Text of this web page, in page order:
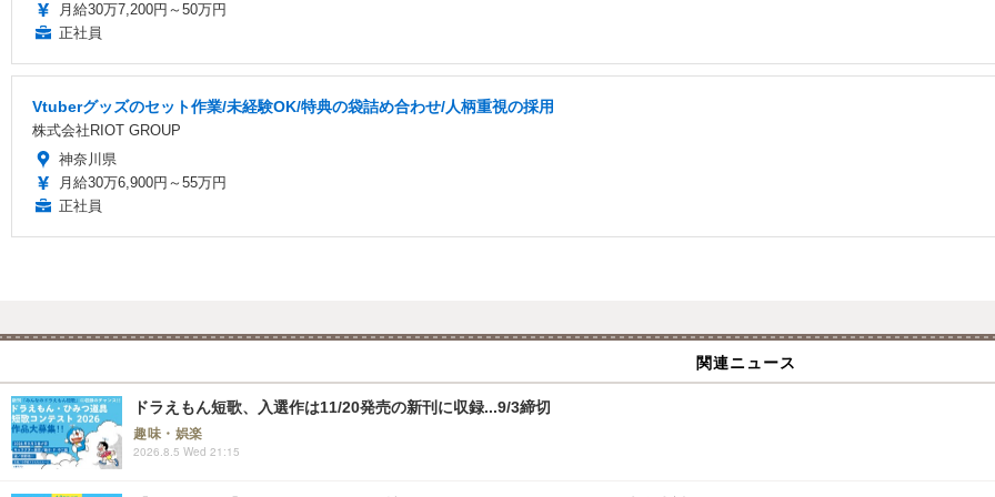
月給30万7,200円～50万円
正社員
Vtuberグッズのセット作業/未経験OK/特典の袋詰め合わせ/人柄重視の採用
株式会社RIOT GROUP
神奈川県
月給30万6,900円～55万円
正社員
関連ニュース
ドラえもん短歌、入選作は11/20発売の新刊に収録...9/3締切
趣味・娯楽
2026.8.5 Wed 21:15